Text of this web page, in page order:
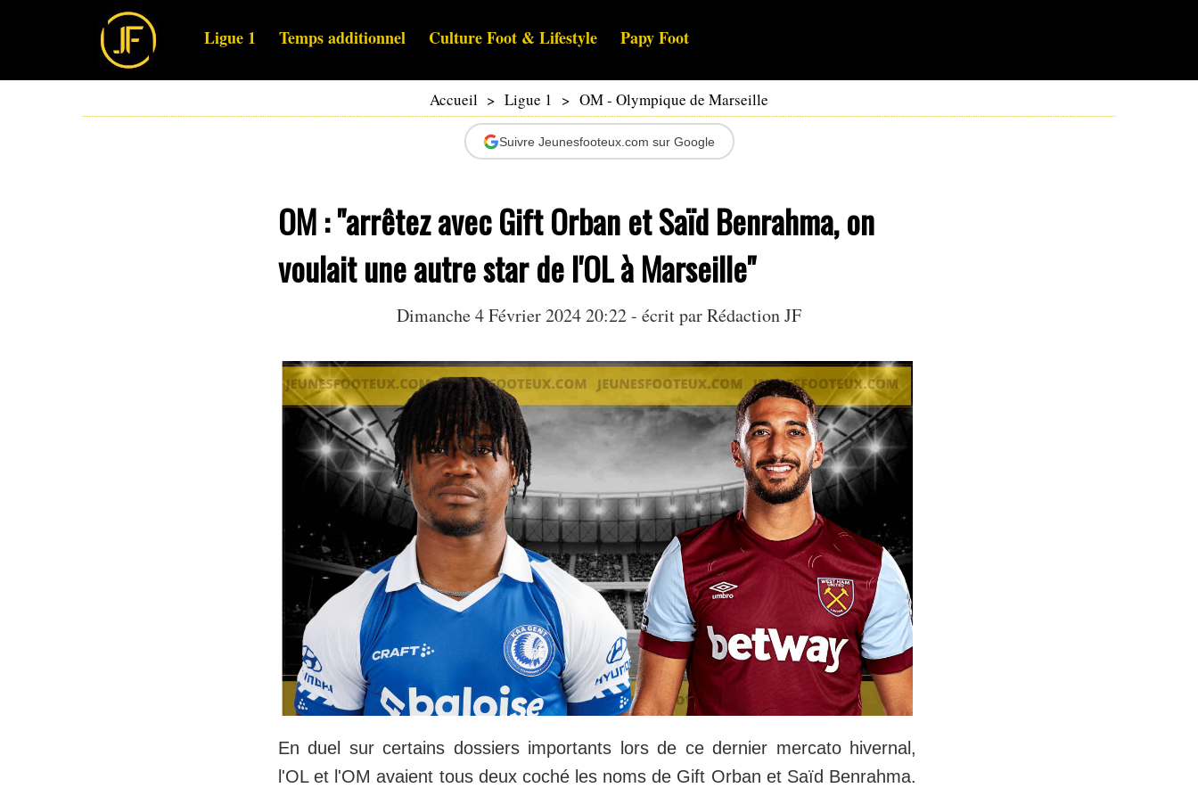
Ligue 1 Temps additionnel Culture Foot & Lifestyle Papy Foot
Accueil > Ligue 1 > OM - Olympique de Marseille
Suivre Jeunesfooteux.com sur Google
OM : "arrêtez avec Gift Orban et Saïd Benrahma, on
voulait une autre star de l'OL à Marseille"
Dimanche 4 Février 2024 20:22 - écrit par Rédaction JF
En duel sur certains dossiers importants lors de ce dernier mercato hivernal,
l'OL et l'OM avaient tous deux coché les noms de Gift Orban et Saïd Benrahma.